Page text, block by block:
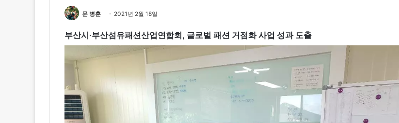
문 병훈 2021년 2월 18일
부산시‧부산섬유패션산업연합회, 글로벌 패션 거점화 사업 성과 도출